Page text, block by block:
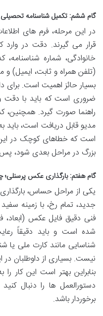
گام ششم: تکمیل شناسنامه
در این مرحله، فرم های
قرار می گیرند. دقت در وارد
خانوادگی، شماره
(تلفن همراه و ثابت،
بسیار حائز اهمیت است. برای
ضروری است که باید با دقت
راهنما صورت گیرد. همچنین،
مدیو قابل دریافت است، باید
است که خطاهای کوچک در
بزرگ در مراحل بعدی شود،
گام هفتم: بارگذاری عکس پرسنلی؛
یکی از مراحل حساس،
جدید، تمام رخ، با زمینه
فنی دقیق فایل عکس (ابعاد،
شده است و باید دقیقاً
شناسایی مانند کارت ملی یا
نیست. بسیاری از داوطلبان
بنابراین بهتر است این
دستورالعمل ها را دنبال
برخوردار باشد.